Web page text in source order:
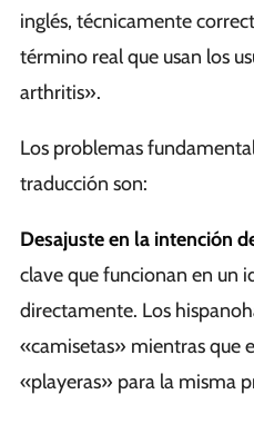
inglés, técnicamente
término real que usan los
arthritis».
Los problemas
traducción son:
Desajuste en la intención
clave que funcionan en un
directamente. Los
«camisetas» mientras que
«playeras» para la misma